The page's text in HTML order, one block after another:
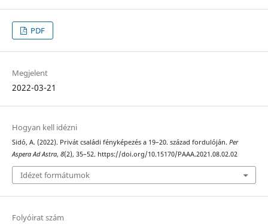
PDF
Megjelent
2022-03-21
Hogyan kell idézni
Sidó, A. (2022). Privát családi fényképezés a 19–20. század fordulóján. Per
Aspera Ad Astra, 8(2), 35–52. https://doi.org/10.15170/PAAA.2021.08.02.02
Idézet formátumok
Folyóirat szám